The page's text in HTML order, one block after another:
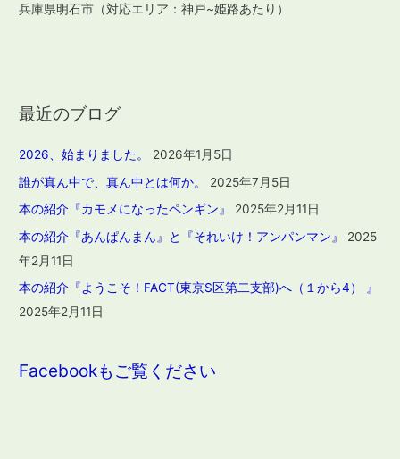
兵庫県明石市（対応エリア：神戸~姫路あたり）
最近のブログ
2026、始まりました。
2026年1月5日
誰が真ん中で、真ん中とは何か。
2025年7月5日
本の紹介『カモメになったペンギン』
2025年2月11日
本の紹介『あんぱんまん』と『それいけ！アンパンマン』
2025
年2月11日
本の紹介『ようこそ！FACT(東京S区第二支部)へ（１から4） 』
2025年2月11日
Facebookもご覧ください